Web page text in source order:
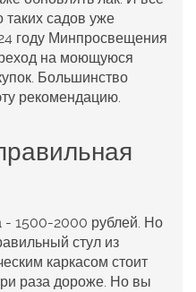
таких садов уже
году Минпросвещения
на моющуюся
Большинство
рекомендацию.
- 1500-2000 рублей. Но
стул из
каркасом стоит
раза дороже. Но вы